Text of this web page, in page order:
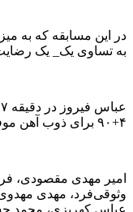
به تساوی یک_ یک
۴+۹۰ برای ذوب آهن موفق به گلزنی شدند.
امیر مهدی مقصودی،
وثوقی‌فرد، مهدی
عباس کهریزی‌، محمد